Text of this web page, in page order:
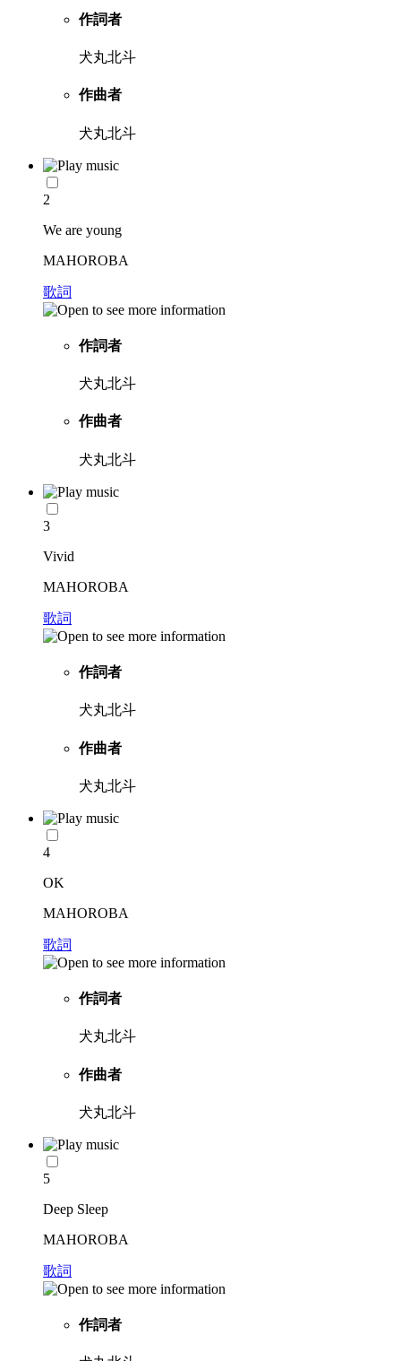
作詞者
犬丸北斗
作曲者
犬丸北斗
2
We are young
MAHOROBA
歌詞
作詞者
犬丸北斗
作曲者
犬丸北斗
3
Vivid
MAHOROBA
歌詞
作詞者
犬丸北斗
作曲者
犬丸北斗
4
OK
MAHOROBA
歌詞
作詞者
犬丸北斗
作曲者
犬丸北斗
5
Deep Sleep
MAHOROBA
歌詞
作詞者